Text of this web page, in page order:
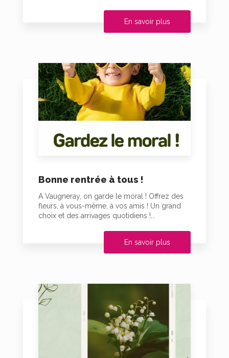
En savoir plus
Bonne rentrée à tous !
A Vaugneray, on garde le moral ! Offrez des
fleurs, à vous-même, à vos amis ! Un grand
choix et des arrivages quotidiens !...
En savoir plus